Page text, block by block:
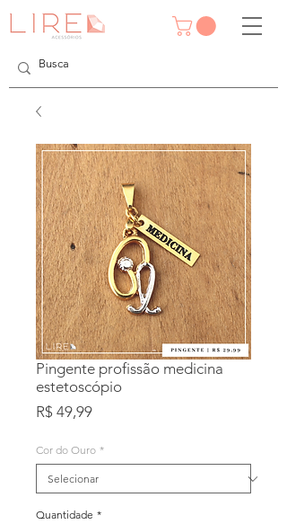
Pingente profissão medicina
estetoscópio
R$ 49,99Preço
Cor do Ouro *
Quantidade *